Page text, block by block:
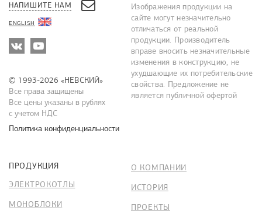
Изображения продукции на
сайте могут незначительно
отличаться от реальной
продукции. Производитель
вправе вносить незначительные
изменения в конструкцию, не
ухудшающие их потребительские
свойства. Предложение не
является публичной офертой
НАПИШИТЕ НАМ
ENGLISH
© 1993-2026 «НЕВСКИЙ»
Все права защищены
Все цены указаны в рублях
с учетом НДС
Политика конфиденциальности
ПРОДУКЦИЯ
ЭЛЕКТРОКОТЛЫ
МОНОБЛОКИ
О КОМПАНИИ
ИСТОРИЯ
ПРОЕКТЫ